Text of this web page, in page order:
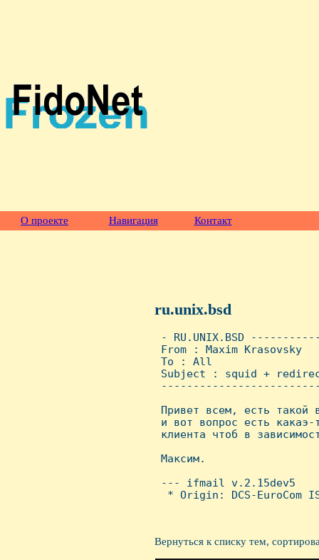
О проекте Навигация Контакт
ru.unix.bsd
- RU.UNIX.BSD
From : Maxim
To : All
Subject : squid +
Привет всем, есть такой
и вот вопрос есть какаэ-
клиента чтоб в
Максим.
--- ifmail v.2.15dev5
* Origin: DCS-EuroCom
Вернуться к списку тем,